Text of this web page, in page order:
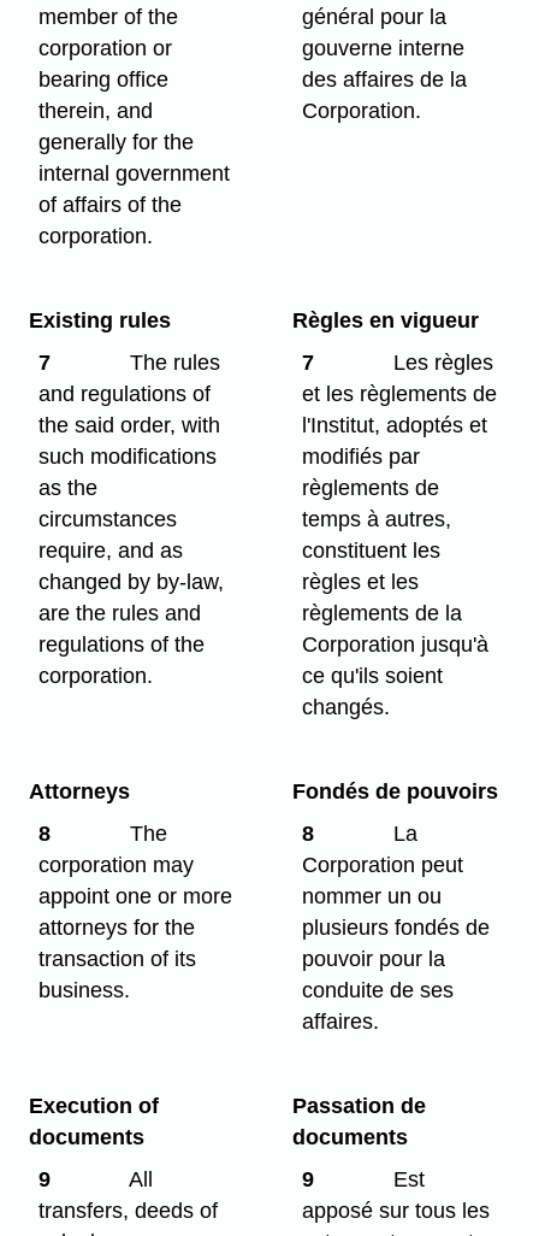
member of the
corporation or
bearing office
therein, and
generally for the
internal government
of affairs of the
corporation.
général pour la
gouverne interne
des affaires de la
Corporation.
Existing rules
7
The rules
and regulations of
the said order, with
such modifications
as the
circumstances
require, and as
changed by by-law,
are the rules and
regulations of the
corporation.
Règles en vigueur
7
Les règles
et les règlements de
l'Institut, adoptés et
modifiés par
règlements de
temps à autres,
constituent les
règles et les
règlements de la
Corporation jusqu'à
ce qu'ils soient
changés.
Attorneys
8
The
corporation may
appoint one or more
attorneys for the
transaction of its
business.
Fondés de pouvoirs
8
La
Corporation peut
nommer un ou
plusieurs fondés de
pouvoir pour la
conduite de ses
affaires.
Execution of
documents
9
All
transfers, deeds of
Passation de
documents
9
Est
apposé sur tous les